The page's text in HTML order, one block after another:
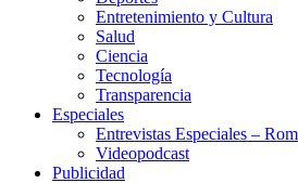
Entretenimiento y Cultura
Salud
Ciencia
Tecnología
Transparencia
Especiales
Entrevistas Especiales –
Videopodcast
Publicidad